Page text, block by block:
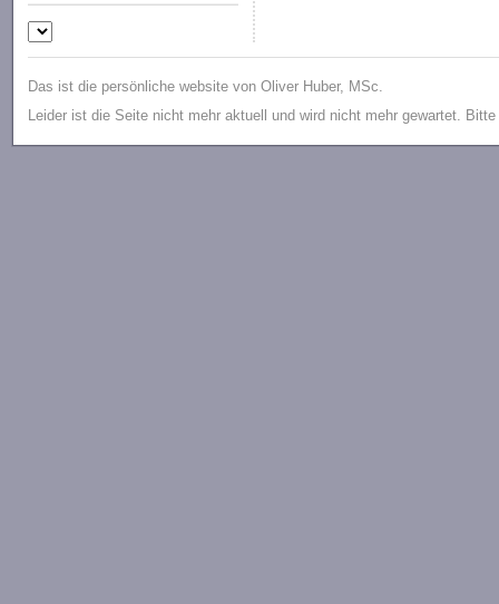
Das ist die persönliche website von Oliver Huber, MSc.
Leider ist die Seite nicht mehr aktuell und wird nicht mehr gewartet.